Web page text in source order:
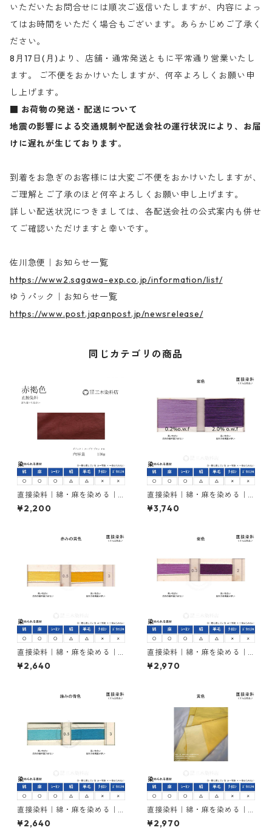
いただいたお問合せには順次ご返信いたしますが、内容によっ
てはお時間をいただく場合もございます。あらかじめご了承く
ださい。
8月17日(月)より、店舗・通常発送ともに平常通り営業いたし
ます。 ご不便をおかけいたしますが、何卒よろしくお願い申
し上げます。
■ お荷物の発送・配送について
地震の影響による交通規制や配送会社の運行状況により、お届
けに遅れが生じております。
到着をお急ぎのお客様には大変ご不便をおかけいたしますが、
ご理解とご了承のほど何卒よろしくお願い申し上げます。
詳しい配送状況につきましては、各配送会社の公式案内も併せ
てご確認いただけますと幸いです。
佐川急便｜お知らせ一覧
https://www2.sagawa-exp.co.jp/information/list/
ゆうパック｜お知らせ一覧
https://www.post.japanpost.jp/newsrelease/
同じカテゴリの商品
直接染料｜綿・麻を染める｜1
00g｜ダイレクトスープラブ
ロンFB（赤褐色）
¥2,200
直接染料｜綿・麻を染める｜1
00g｜カヤラススープラバイ
オレット5BL（紫色）
¥3,740
直接染料｜綿・麻を染める｜1
00g｜カヤラススープラエロ
ーRL（赤みの黄色）
¥2,640
直接染料｜綿・麻を染める｜1
00g｜ダイレクトバイオレッ
トBB（紫色）
¥2,970
直接染料｜綿・麻を染める｜1
00g｜ダイレクトターキスブ
ルーGL（青緑色）
¥2,640
直接染料｜綿・麻を染める｜1
00g｜ダイレクトファストエ
ローＧ（黄色）
¥2,970